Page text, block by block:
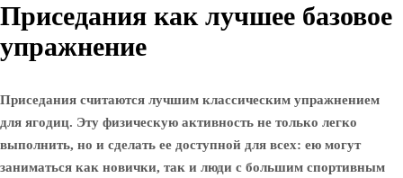
Приседания как лучшее базовое
упражнение
Приседания считаются лучшим классическим упражнением
для ягодиц. Эту физическую активность не только легко
выполнить, но и сделать ее доступной для всех: ею могут
заниматься как новички, так и люди с большим спортивным